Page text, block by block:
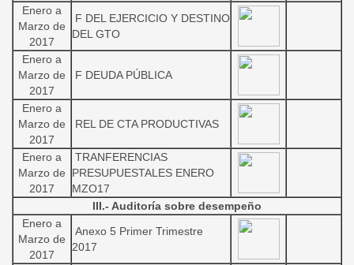
Enero a
Marzo de
2017
F DEL EJERCICIO Y DESTINO
DEL GTO
Enero a
Marzo de
2017
F DEUDA PÚBLICA
Enero a
Marzo de
2017
REL DE CTA PRODUCTIVAS
Enero a
Marzo de
2017
TRANFERENCIAS
PRESUPUESTALES ENERO
MZO17
III.- Auditoría sobre desempeño
Enero a
Marzo de
2017
Anexo 5 Primer Trimestre
2017